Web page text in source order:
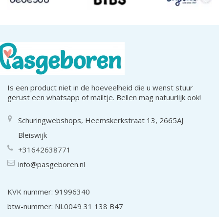
Is een product niet in de hoeveelheid die u wenst stuur
gerust een whatsapp of mailtje. Bellen mag natuurlijk ook!
Schuringwebshops, Heemskerkstraat 13, 2665AJ
Bleiswijk
+31642638771
info@pasgeboren.nl
KVK nummer: 91996340
btw-nummer: NL0049 31 138 B47